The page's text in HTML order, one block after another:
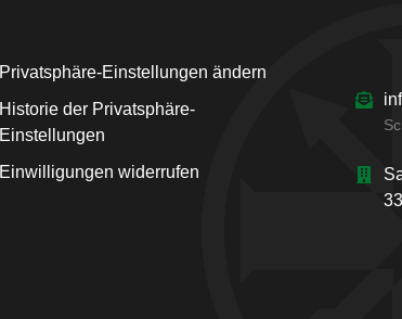
Privatsphäre-Einstellungen ändern
Historie der Privatsphäre-
Einstellungen
Einwilligungen widerrufen